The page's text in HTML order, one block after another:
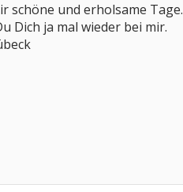
schöne und erholsame Tage.
Dich ja mal wieder bei mir.